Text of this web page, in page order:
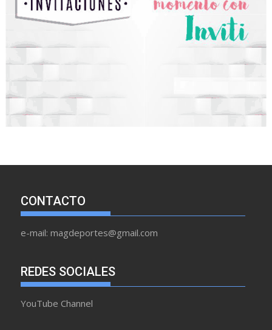
CONTACTO
e-mail: magdeportes@gmail.com
REDES SOCIALES
YouTube Channel